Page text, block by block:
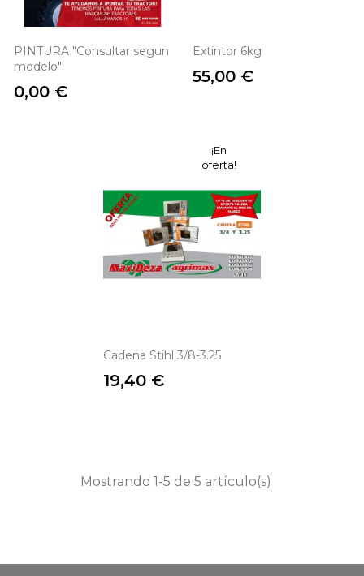
PINTURA "Consultar segun
modelo"
Precio
0,00 €
Extintor 6kg
Precio
55,00 €
¡En
oferta!
Cadena Stihl 3/8-3.25
Precio
19,40 €
Mostrando 1-5 de 5 artículo(s)